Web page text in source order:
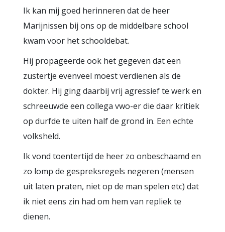
Ik kan mij goed herinneren dat de heer
Marijnissen bij ons op de middelbare school
kwam voor het schooldebat.
Hij propageerde ook het gegeven dat een
zustertje evenveel moest verdienen als de
dokter. Hij ging daarbij vrij agressief te werk en
schreeuwde een collega vwo-er die daar kritiek
op durfde te uiten half de grond in. Een echte
volksheld.
Ik vond toentertijd de heer zo onbeschaamd en
zo lomp de gespreksregels negeren (mensen
uit laten praten, niet op de man spelen etc) dat
ik niet eens zin had om hem van repliek te
dienen.